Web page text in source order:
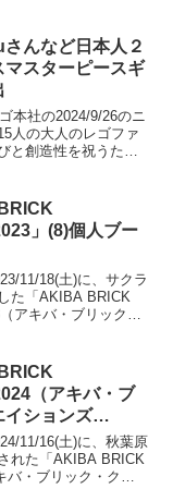
んなど日本人２
スターピースギ
本社の2024/9/26のニ
人の大人のレゴファ
と創造性を祝うた
選出された旨が発表
」(8)個人ブー
11/18(土)に、サクラ
た「AKIBA BRICK
アキバ・ブリック・
（アキバ・ブ
イションズ
ブース(前半)
11/16(土)に、秋葉原
れた「AKIBA BRICK
バ・ブリック・クリ